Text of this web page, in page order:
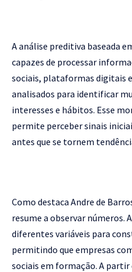
A análise preditiva baseada
capazes de processar
sociais, plataformas digitais
analisados para identificar
interesses e hábitos. Esse
permite perceber sinais
antes que se tornem
Como destaca Andre de
resume a observar
diferentes variáveis para
permitindo que empresas
sociais em formação. A partir